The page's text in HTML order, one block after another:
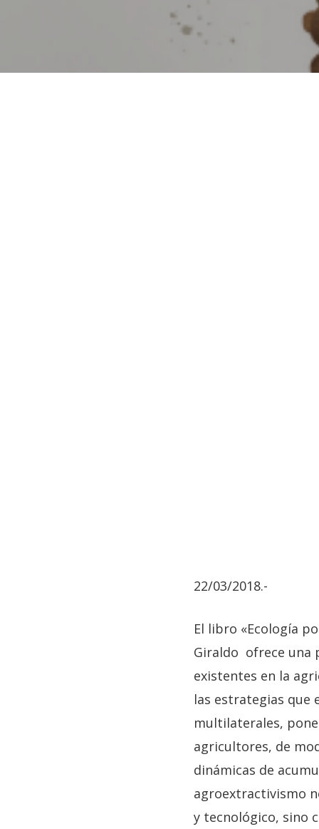
22/03/2018.-
El libro «Ecología
Giraldo ofrece una
existentes en la
las estrategias que
multilaterales,
agricultores, de
dinámicas de
agroextractivismo
y tecnológico, sino